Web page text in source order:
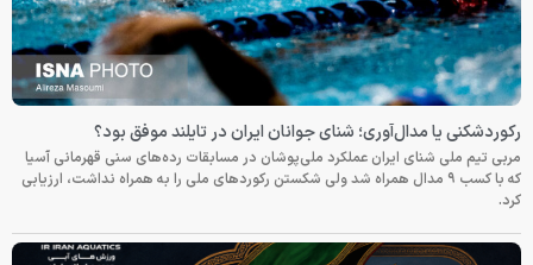
رکوردشکنی یا مدال‌آوری؛ شنای جوانان ایران در تایلند موفق بود؟
مربی تیم ملی شنای ایران عملکرد ملی‌پوشان در مسابقات رده‌های سنی قهرمانی آسیا
که با کسب ۹ مدال همراه شد ولی شکستن رکوردهای ملی را به همراه نداشت، ارزیابی
کرد.